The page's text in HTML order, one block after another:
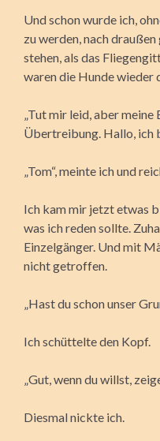
Und schon wurde ich,
zu werden, nach
stehen, als das
waren die Hunde wieder
„Tut mir leid, aber
Übertreibung. Hallo, ich
„Tom“, meinte ich und
Ich kam mir jetzt etwas
was ich reden sollte.
Einzelgänger. Und mit
nicht getroffen.
„Hast du schon unser
Ich schüttelte den Kopf.
„Gut, wenn du willst,
Diesmal nickte ich.